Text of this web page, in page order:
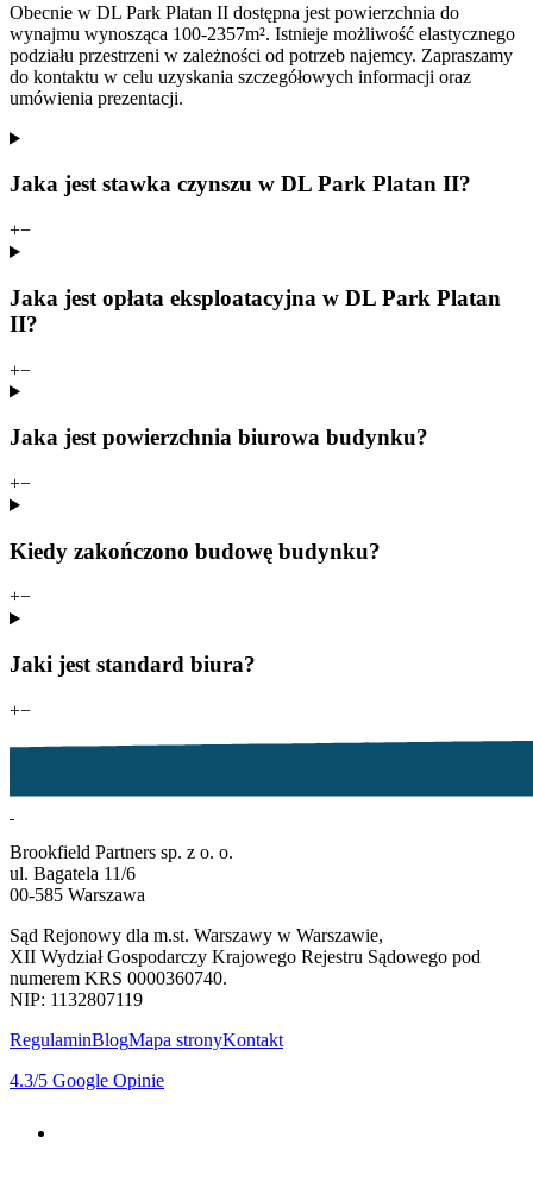
Obecnie w DL Park Platan II dostępna jest powierzchnia do
wynajmu wynosząca 100-2357m². Istnieje możliwość elastycznego
podziału przestrzeni w zależności od potrzeb najemcy. Zapraszamy
do kontaktu w celu uzyskania szczegółowych informacji oraz
umówienia prezentacji.
Jaka jest stawka czynszu w DL Park Platan II?
+−
Jaka jest opłata eksploatacyjna w DL Park Platan
II?
+−
Jaka jest powierzchnia biurowa budynku?
+−
Kiedy zakończono budowę budynku?
+−
Jaki jest standard biura?
+−
Brookfield Partners sp. z o. o.
ul. Bagatela 11/6
00-585 Warszawa
Sąd Rejonowy dla m.st. Warszawy w Warszawie,
XII Wydział Gospodarczy Krajowego Rejestru Sądowego pod
numerem KRS 0000360740.
NIP: 1132807119
RegulaminBlogMapa stronyKontakt
4.3/5 Google Opinie